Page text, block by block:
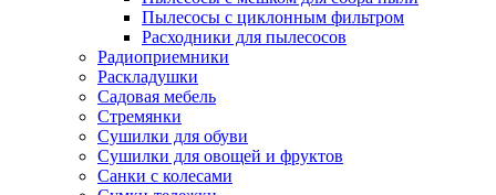
Пылесосы с циклонным фильтром
Расходники для пылесосов
Радиоприемники
Раскладушки
Садовая мебель
Стремянки
Сушилки для обуви
Сушилки для овощей и фруктов
Санки с колесами